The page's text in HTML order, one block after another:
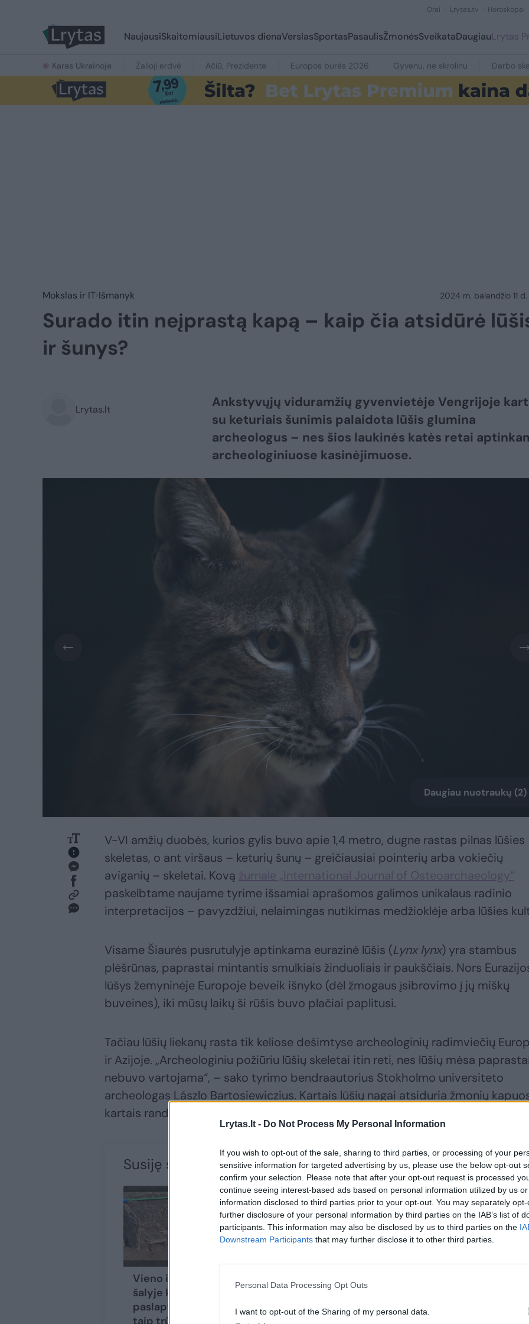
Lrytas.lt - Do Not Process My Personal Information
If you wish to opt-out of the sale, sharing to third parties, or processing of your
sensitive information for targeted advertising by us, please use the below opt-out
confirm your selection. Please note that after your opt-out request is processed
continue seeing interest-based ads based on personal information utilized by us
information disclosed to third parties prior to your opt-out. You may separately
further disclosure of your personal information by third parties on the IAB’s list of
participants. This information may also be disclosed by us to third parties on the
Downstream Participants that may further disclose it to other third parties.
Personal Data Processing Opt Outs
I want to opt-out of the Sharing of my personal data.
Orai Lrytas.tv Horoskopai
NaujausiSkaitomiausiLietuvos dienaVerslasSportasPasaulisŽmonėsSveikataDaugiauLrytas
Karas Ukrainoje Žalioji erdvė Ačiū, Prezidente Europos burės 2026 Gyvenu, ne skrolinu Darbo
Mokslas ir IT Išmanyk 2024 m. balandžio 11
Surado itin neįprastą kapą – kaip čia atsidūrė
ir šunys?
Lrytas.lt
Ankstyvųjų viduramžių gyvenvietėje Vengrijoje
su keturiais šunimis palaidota lūšis glumina
archeologus – nes šios laukinės katės retai
archeologiniuose kasinėjimuose.
Daugiau nuotraukų (2)
V-VI amžių duobės, kurios gylis buvo apie 1,4 metro, dugne rastas pilnas lūšies
skeletas, o ant viršaus – keturių šunų – greičiausiai pointerių arba vokiečių
aviganių – skeletai. Kovą žurnale „International Journal of Osteoarchaeology“
paskelbtame naujame tyrime išsamiai aprašomos galimos unikalaus radinio
interpretacijos – pavyzdžiui, nelaimingas nutikimas medžioklėje arba lūšies
Visame Šiaurės pusrutulyje aptinkama eurazinė lūšis (Lynx lynx) yra stambus
plėšrūnas, paprastai mintantis smulkiais žinduoliais ir paukščiais. Nors
lūšys žemyninėje Europoje beveik išnyko (dėl žmogaus įsibrovimo į jų miškų
buveines), iki mūsų laikų ši rūšis buvo plačiai paplitusi.
Tačiau lūšių liekanų rasta tik keliose dešimtyse archeologinių radimviečių
ir Azijoje. „Archeologiniu požiūriu lūšių skeletai itin reti, nes lūšių mėsa
nebuvo vartojama“, – sako tyrimo bendraautorius Stokholmo universiteto
archeologas Lászlo Bartosiewiczius. Kartais lūšių nagai atsiduria žmonių
kartais randama kailių – tačiau nepažeistų skeletų pasitaiko retai.
Susiję straipsniai
Vieno iš seniausių
šalyje kapų
paslaptis: kodėl čia
taip trūksta
Ukrainoje
aptiktuose
senoviniuose
kapuose galėjo būti
viduramžių kape